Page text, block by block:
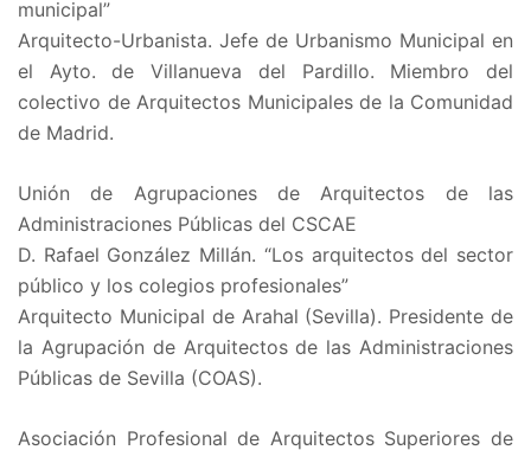
municipal”
Arquitecto-Urbanista. Jefe de Urbanismo Municipal en
el Ayto. de Villanueva del Pardillo. Miembro del
colectivo de Arquitectos Municipales de la Comunidad
de Madrid.
Unión de Agrupaciones de Arquitectos de las
Administraciones Públicas del CSCAE
D. Rafael González Millán. “Los arquitectos del sector
público y los colegios profesionales”
Arquitecto Municipal de Arahal (Sevilla). Presidente de
la Agrupación de Arquitectos de las Administraciones
Públicas de Sevilla (COAS).
Asociación Profesional de Arquitectos Superiores de